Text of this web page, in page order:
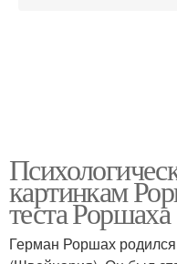
картинкам
теста Роршаха
Герман Роршах